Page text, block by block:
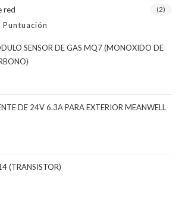
red (2)
SENSOR DE GAS MQ7 (MONOXIDO DE
DE 24V 6.3A PARA EXTERIOR MEANWELL
(TRANSISTOR)